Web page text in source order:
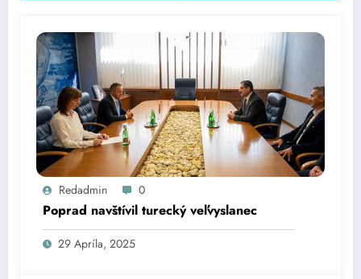
Redadmin 0
Poprad navštívil turecký veľvyslanec
29 Apríla, 2025